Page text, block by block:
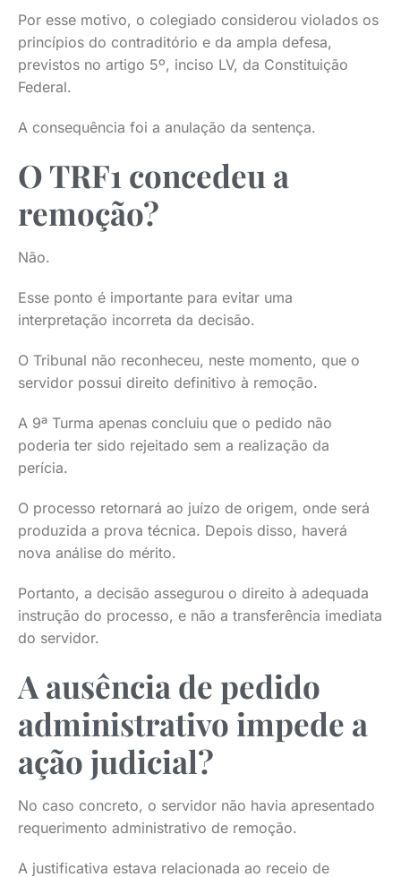
Por esse motivo, o colegiado considerou violados os
princípios do contraditório e da ampla defesa,
previstos no artigo 5º, inciso LV, da Constituição
Federal.
A consequência foi a anulação da sentença.
O TRF1 concedeu a
remoção?
Não.
Esse ponto é importante para evitar uma
interpretação incorreta da decisão.
O Tribunal não reconheceu, neste momento, que o
servidor possui direito definitivo à remoção.
A 9ª Turma apenas concluiu que o pedido não
poderia ter sido rejeitado sem a realização da
perícia.
O processo retornará ao juízo de origem, onde será
produzida a prova técnica. Depois disso, haverá
nova análise do mérito.
Portanto, a decisão assegurou o direito à adequada
instrução do processo, e não a transferência imediata
do servidor.
A ausência de pedido
administrativo impede a
ação judicial?
No caso concreto, o servidor não havia apresentado
requerimento administrativo de remoção.
A justificativa estava relacionada ao receio de